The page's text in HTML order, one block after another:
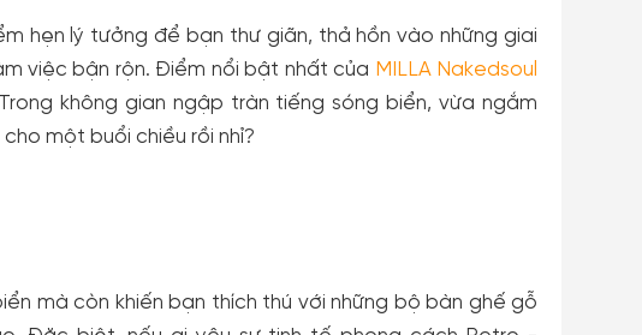
hẹn lý tưởng để bạn thư giãn, thả hồn vào những giai
việc bận rộn. Điểm nổi bật nhất của MILLA Nakedsoul
không gian ngập tràn tiếng sóng biển, vừa ngắm
một buổi chiều rồi nhỉ?
mà còn khiến bạn thích thú với những bộ bàn ghế gỗ